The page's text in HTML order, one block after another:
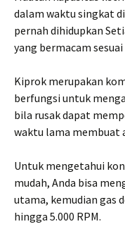
dalam waktu singkat
pernah dihidupkan
yang bermacam
Kiprok merupakan
berfungsi untuk
bila rusak dapat
waktu lama membuat
Untuk mengetahui
mudah, Anda bisa
utama, kemudian gas
hingga 5.000 RPM.